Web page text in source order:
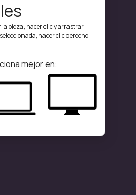
la pieza, hacer clic y arrastrar.
hacer clic derecho.
mejor en: